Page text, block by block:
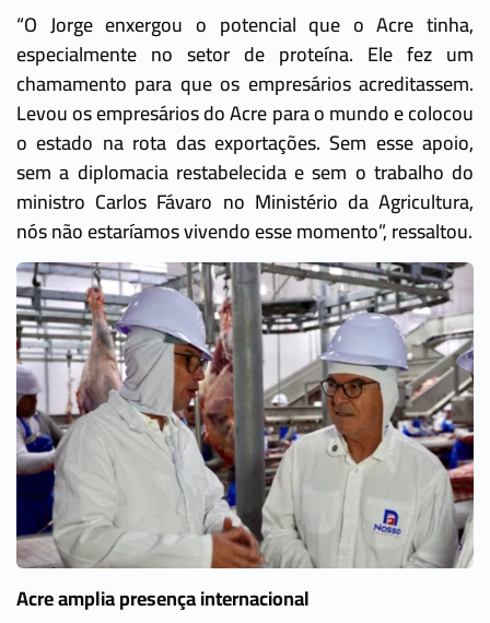
“O Jorge enxergou o potencial que o Acre tinha,
especialmente no setor de proteína. Ele fez um
chamamento para que os empresários acreditassem.
Levou os empresários do Acre para o mundo e colocou
o estado na rota das exportações. Sem esse apoio,
sem a diplomacia restabelecida e sem o trabalho do
ministro Carlos Fávaro no Ministério da Agricultura,
nós não estaríamos vivendo esse momento”, ressaltou.
Acre amplia presença internacional